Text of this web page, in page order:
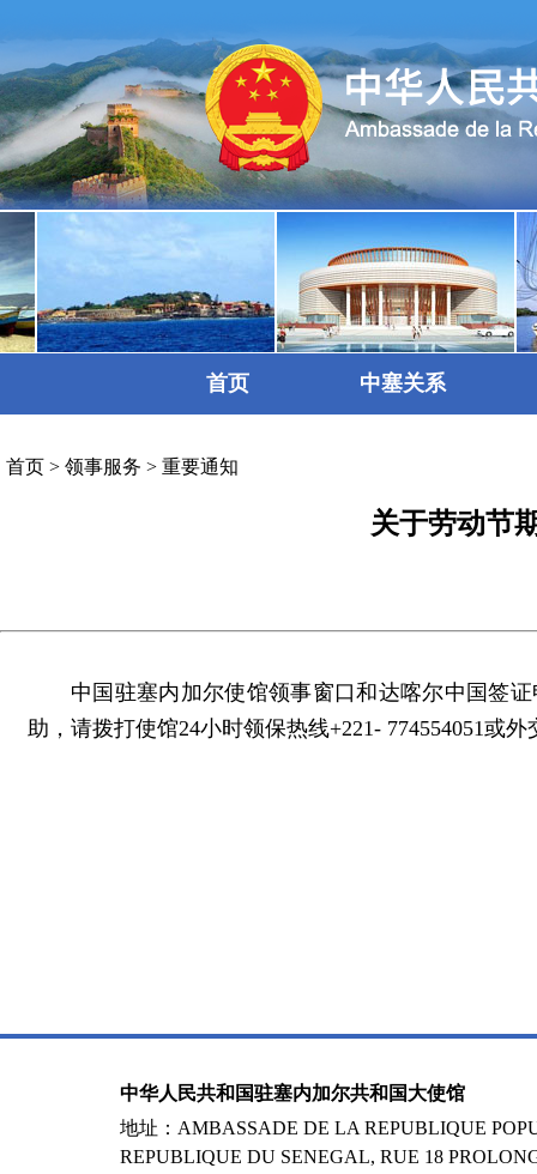
首页 中塞关系
首页 > 领事服务 > 重要通知
关于劳动节
中国驻塞内加尔使馆领事窗口和达喀尔中国签
助，请拨打使馆24小时领保热线+221- 774554051或
中华人民共和国驻塞内加尔共和国大使馆
地址：AMBASSADE DE LA REPUBLIQUE
REPUBLIQUE DU SENEGAL, RUE 18